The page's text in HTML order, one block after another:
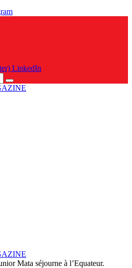
LinkedIn
Mata séjourne à l’Equateur.